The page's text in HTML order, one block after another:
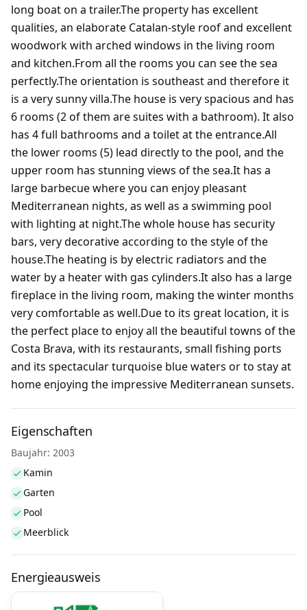
long boat on a trailer.The property has excellent
qualities, an elaborate Catalan-style roof and excellent
woodwork with arched windows in the living room
and kitchen.From all the rooms you can see the sea
perfectly.The orientation is southeast and therefore it
is a very sunny villa.The house is very spacious and has
6 rooms (2 of them are suites with a bathroom). It also
has 4 full bathrooms and a toilet at the entrance.All
the lower rooms (5) lead directly to the pool, and the
upper room has stunning views of the sea.It has a
large barbecue where you can enjoy pleasant
Mediterranean nights, as well as a swimming pool
with lighting at night.The whole house has security
bars, very decorative according to the style of the
house.The heating is by electric radiators and the
water by a heater with gas cylinders.It also has a large
fireplace in the living room, making the winter months
very comfortable as well.Due to its great location, it is
the perfect place to enjoy all the beautiful towns of the
Costa Brava, with its restaurants, small fishing ports
and its spectacular turquoise blue waters or to stay at
home enjoying the impressive Mediterranean sunsets.
Eigenschaften
Baujahr: 2003
Kamin
Garten
Pool
Meerblick
Energieausweis